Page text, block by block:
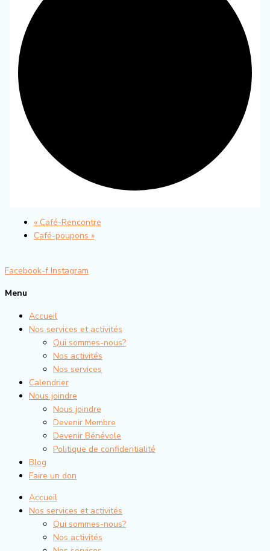
«Café-Rencontre
Café-poupons »
Facebook-f Instagram
Menu
Accueil
Nos services et activités
Qui sommes-nous?
Nos activités
Nos services
Calendrier
Nous joindre
Nous joindre
Devenir Membre
Devenir Bénévole
Politique de confidentialité
Blog
Faire un don
Accueil
Nos services et activités
Qui sommes-nous?
Nos activités